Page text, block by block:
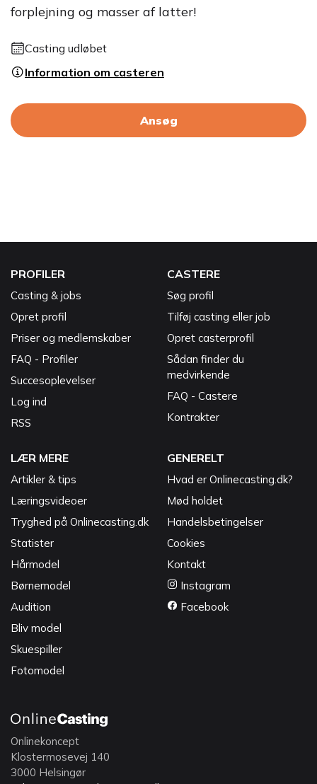
forplejning og masser af latter!
Casting udløbet
Information om casteren
Ansøg
PROFILER
Casting & jobs
Opret profil
Priser og medlemskaber
FAQ - Profiler
Succesoplevelser
Log ind
RSS
CASTERE
Søg profil
Tilføj casting eller job
Opret casterprofil
Sådan finder du
medvirkende
FAQ - Castere
Kontrakter
LÆR MERE
Artikler & tips
Læringsvideoer
Tryghed på Onlinecasting.dk
Statister
Hårmodel
Børnemodel
Audition
Bliv model
Skuespiller
Fotomodel
GENERELT
Hvad er Onlinecasting.dk?
Mød holdet
Handelsbetingelser
Cookies
Kontakt
Instagram
Facebook
Onlinekoncept
Klostermosevej 140
3000 Helsingør